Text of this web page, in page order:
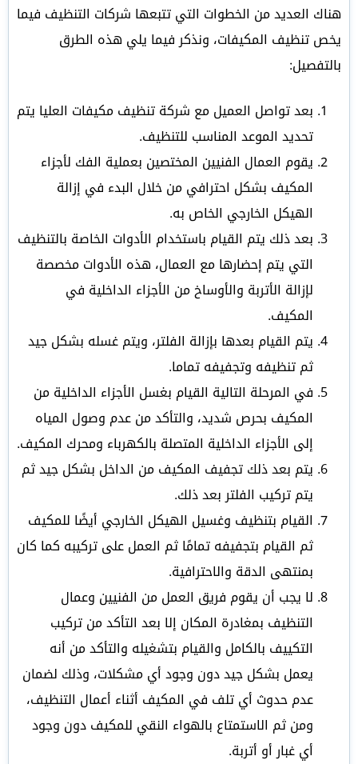
هناك العديد من الخطوات التي تتبعها شركات التنظيف فيما
يخص تنظيف المكيفات، ونذكر فيما يلي هذه الطرق
بالتفصيل:
بعد تواصل العميل مع شركة تنظيف مكيفات العليا يتم
تحديد الموعد المناسب للتنظيف.
يقوم العمال الفنيين المختصين بعملية الفك لأجزاء
المكيف بشكل احترافي من خلال البدء في إزالة
الهيكل الخارجي الخاص به.
بعد ذلك يتم القيام باستخدام الأدوات الخاصة بالتنظيف
التي يتم إحضارها مع العمال، هذه الأدوات مخصصة
لإزالة الأتربة والأوساخ من الأجزاء الداخلية في
المكيف.
يتم القيام بعدها بإزالة الفلتر، ويتم غسله بشكل جيد
ثم تنظيفه وتجفيفه تماما.
في المرحلة التالية القيام بغسل الأجزاء الداخلية من
المكيف بحرص شديد، والتأكد من عدم وصول المياه
إلى الأجزاء الداخلية المتصلة بالكهرباء ومحرك المكيف.
يتم بعد ذلك تجفيف المكيف من الداخل بشكل جيد ثم
يتم تركيب الفلتر بعد ذلك.
القيام بتنظيف وغسيل الهيكل الخارجي أيضًا للمكيف
ثم القيام بتجفيفه تمامًا ثم العمل على تركيبه كما كان
بمنتهى الدقة والاحترافية.
لا يجب أن يقوم فريق العمل من الفنيين وعمال
التنظيف بمغادرة المكان إلا بعد التأكد من تركيب
التكييف بالكامل والقيام بتشغيله والتأكد من أنه
يعمل بشكل جيد دون وجود أي مشكلات، وذلك لضمان
عدم حدوث أي تلف في المكيف أثناء أعمال التنظيف،
ومن ثم الاستمتاع بالهواء النقي للمكيف دون وجود
أي غبار أو أتربة.